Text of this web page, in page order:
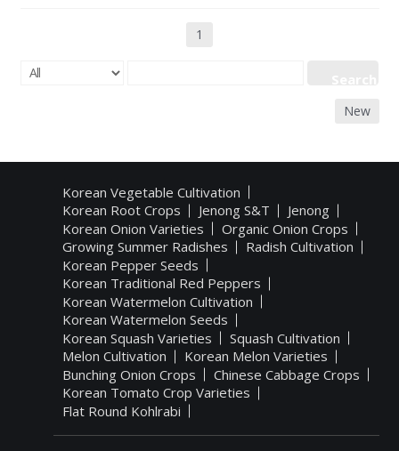
1
New
Korean Vegetable Cultivation
Korean Root Crops
Jenong S&T
Jenong
Korean Onion Varieties
Organic Onion Crops
Growing Summer Radishes
Radish Cultivation
Korean Pepper Seeds
Korean Traditional Red Peppers
Korean Watermelon Cultivation
Korean Watermelon Seeds
Korean Squash Varieties
Squash Cultivation
Melon Cultivation
Korean Melon Varieties
Bunching Onion Crops
Chinese Cabbage Crops
Korean Tomato Crop Varieties
Flat Round Kohlrabi